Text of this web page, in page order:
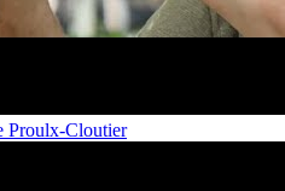
Proulx-Cloutier